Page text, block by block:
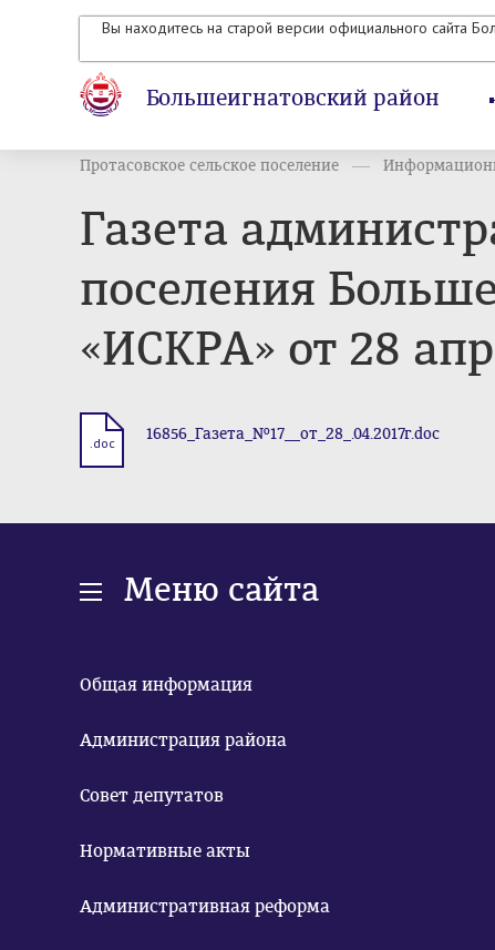
Вы находитесь на старой версии официального сайта
Большеигнатовский район
Протасовское сельское поселение
Газета
поселения
«ИСКРА» от 28
.doc 16856_Газета_№17__от_28_.04.2017г.doc
Меню сайта
Общая информация
Администрация района
Совет депутатов
Нормативные акты
Административная реформа